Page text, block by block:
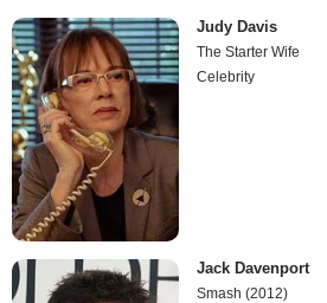
Judy Davis
The Starter Wife
Celebrity
Jack Davenport
Smash (2012)